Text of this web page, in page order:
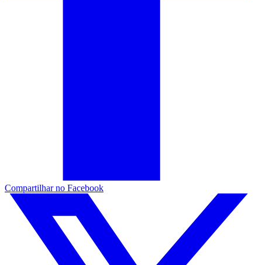
Compartilhar no Facebook